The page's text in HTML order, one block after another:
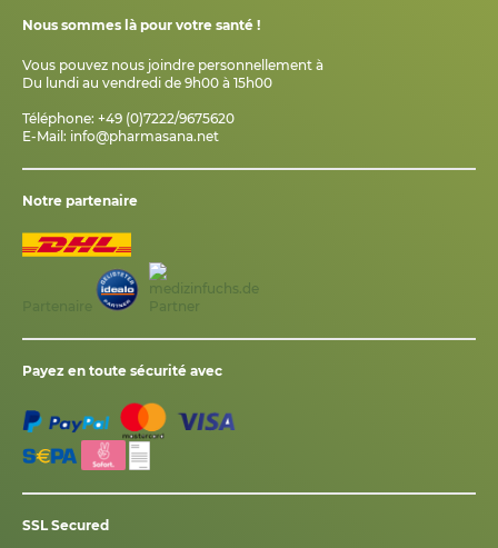
Nous sommes là pour votre santé !
Vous pouvez nous joindre personnellement à
Du lundi au vendredi de 9h00 à 15h00
Téléphone: +49 (0)7222/9675620
E-Mail: info@pharmasana.net
Notre partenaire
Payez en toute sécurité avec
SSL Secured